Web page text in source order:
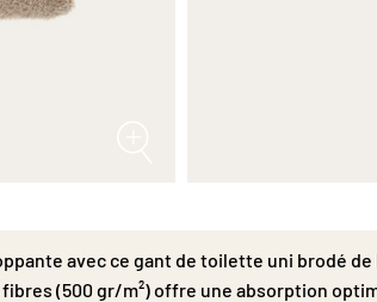
avec ce gant de toilette uni brodé de
(500 gr/m²) offre une absorption